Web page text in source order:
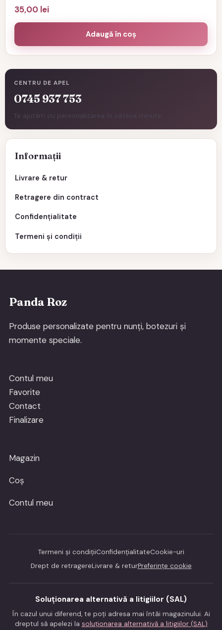
CENTRU DE APEL
0745 937 753
Te ajutăm cu personalizarea în câteva minute.
Informații
Livrare & retur
Retragere din contract
Confidențialitate
Termeni și condiții
35,00 lei
Adaugă în coș
Panda Roz
Produse personalizate pentru nunți, botezuri și
momente speciale.
Contul meu
Favorite
Contact
Finalizare
Magazin
Coș
Contul meu
Termeni și condițiiConfidențialitateCookie-uri
Drept de retragereLivrare & returPreferințe cookie
Soluționarea alternativă a litigiilor (SAL)
În cazul unui diferend, te poți adresa mai întâi magazinului. Ai
dreptul să apelezi la soluționarea alternativă a litigiilor (SAL)